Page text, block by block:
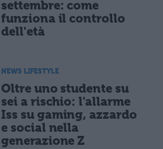
settembre: come
funziona il controllo
dell'età
NEWS LIFESTYLE
Oltre uno studente su
sei a rischio: l'allarme
Iss su gaming, azzardo
e social nella
generazione Z